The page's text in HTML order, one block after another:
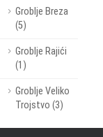
Groblje Breza
(5)
Groblje Rajići
(1)
Groblje Veliko
Trojstvo (3)